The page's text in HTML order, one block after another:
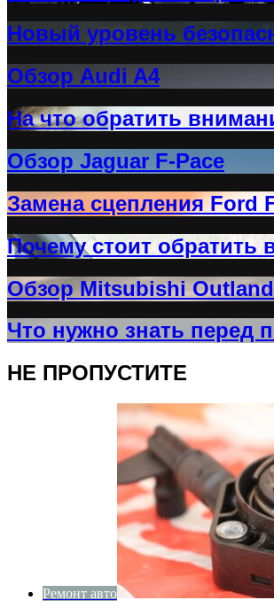
Новый уровень
Обзор Audi A4
На что обратить
Обзор Jaguar F-Pace
Замена сцепления Ford
Почему стоит обратить
Обзор Mitsubishi
Что нужно знать перед
НЕ ПРОПУСТИТЕ
Ремонт авто